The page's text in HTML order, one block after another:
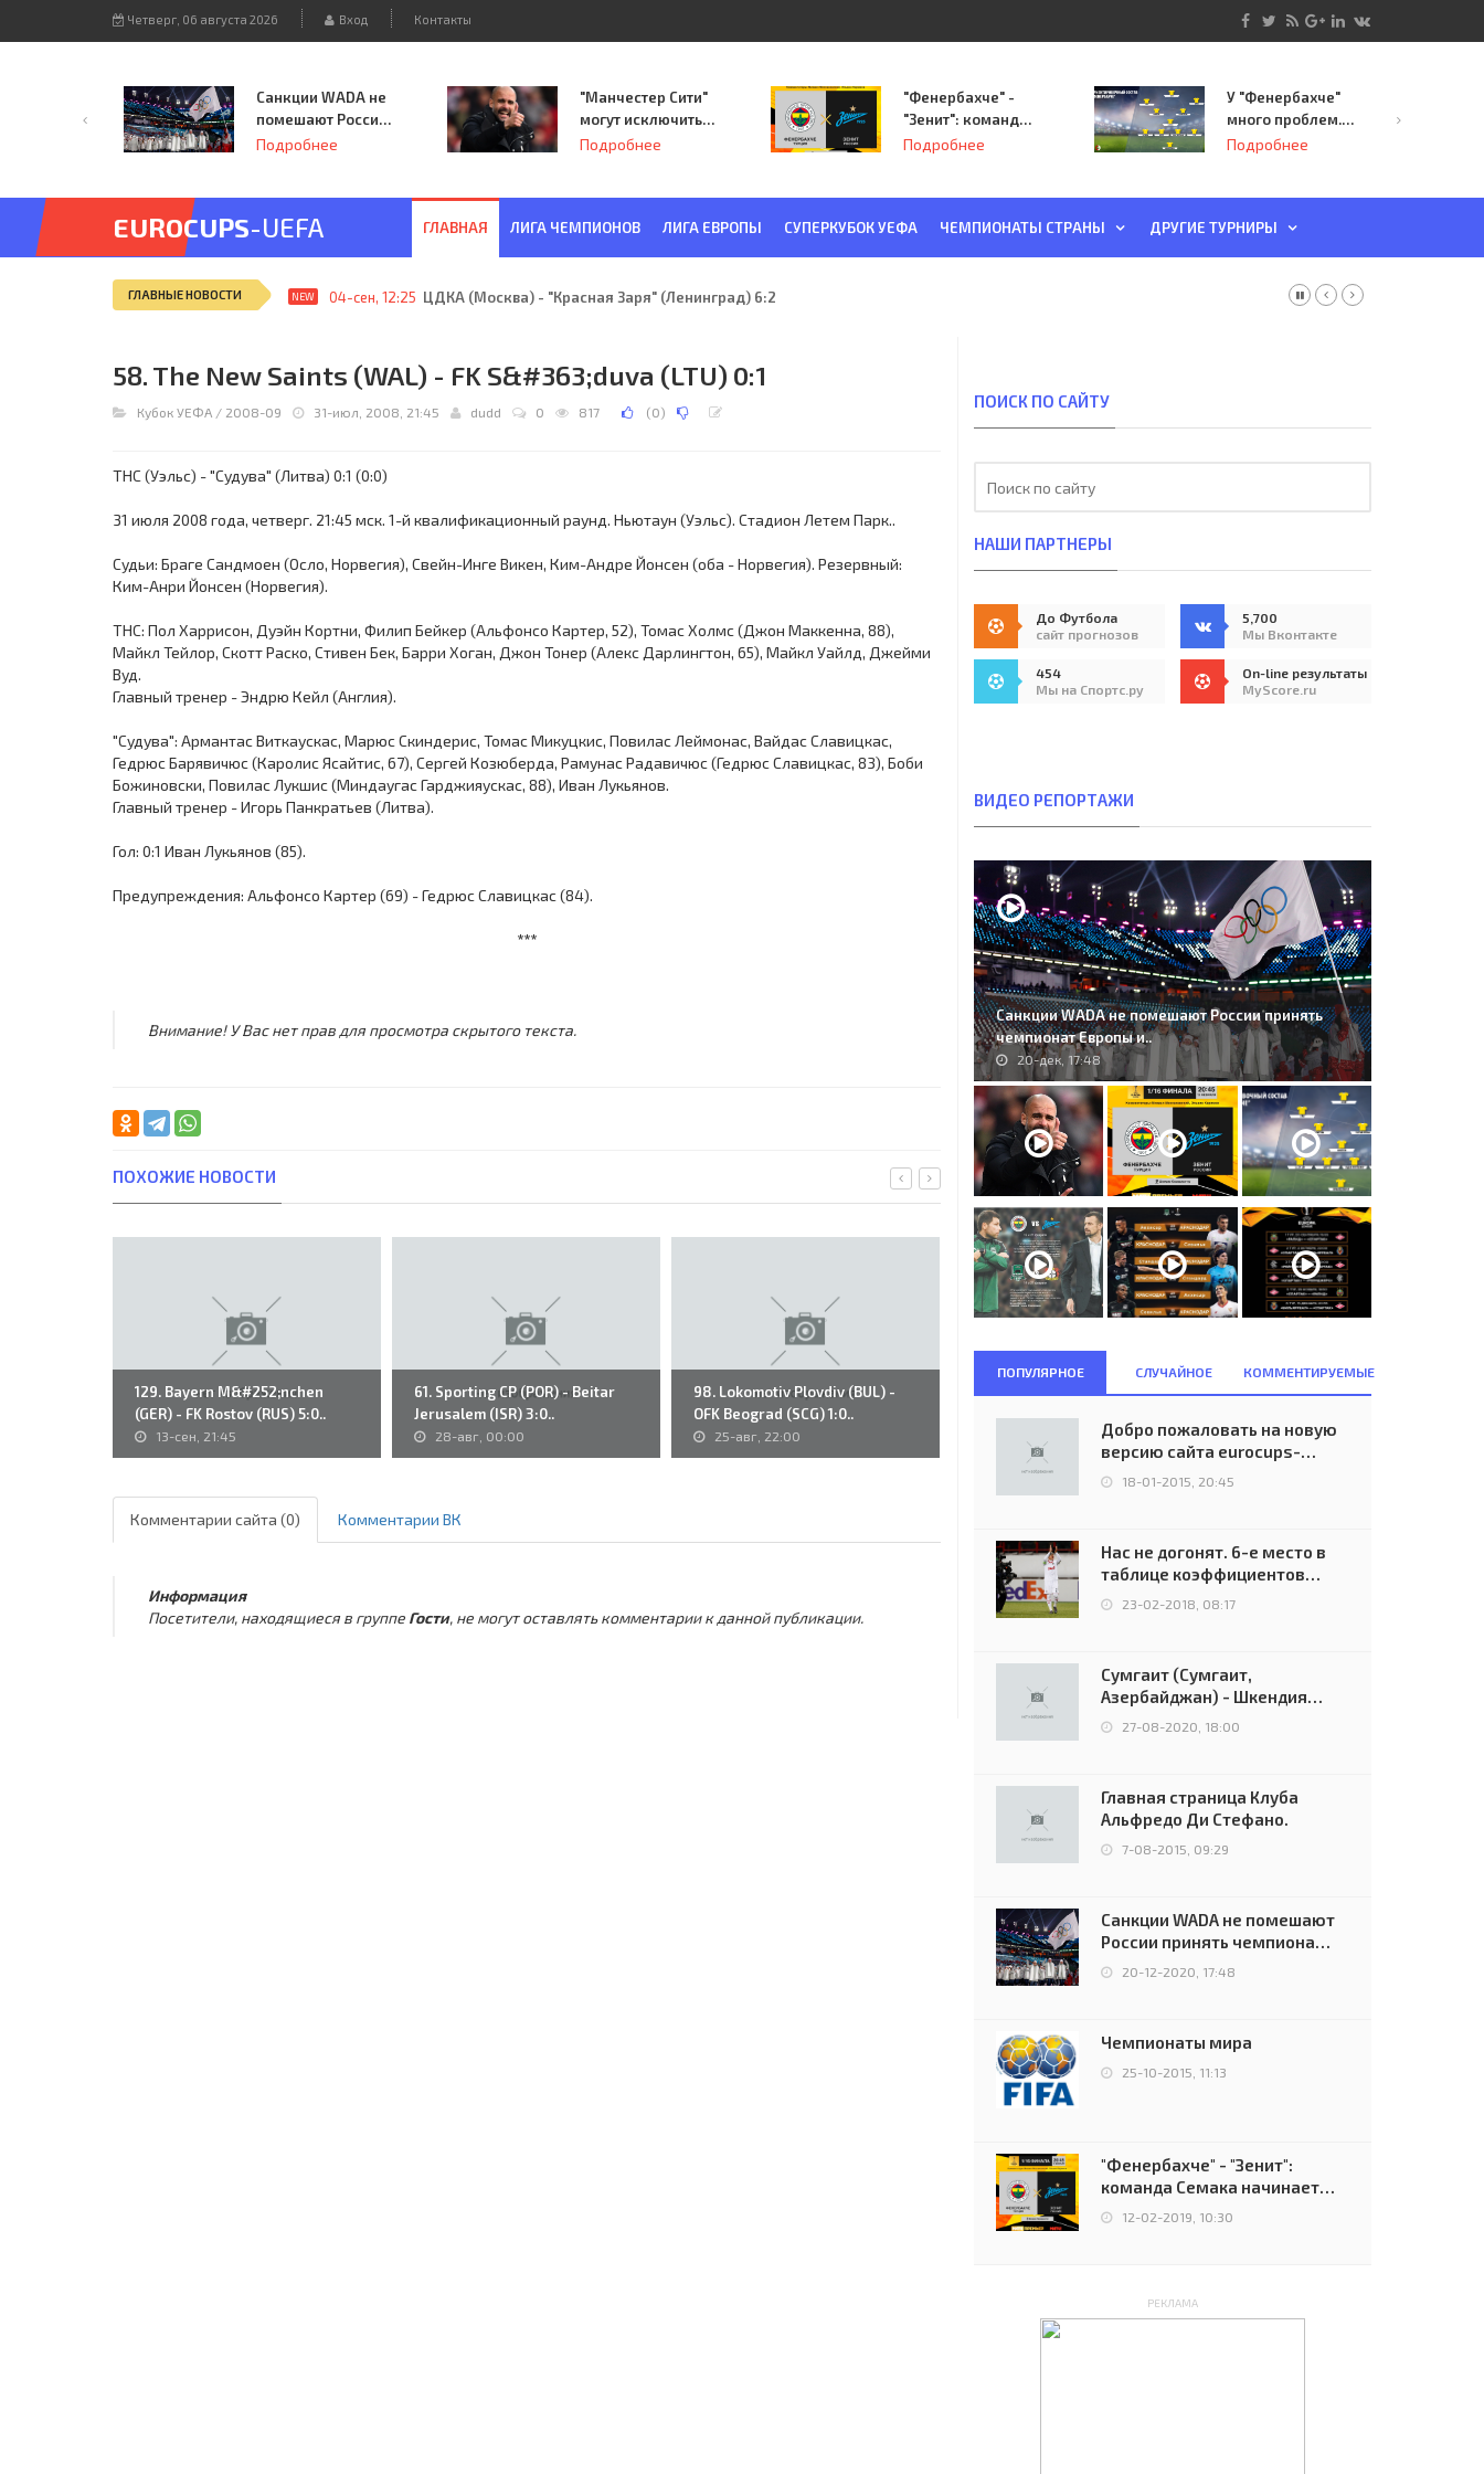
Четверг, 06 августа 2026 Вход Контакты
Санкции WADA не
помешают России
принять
Подробнее
"Манчестер Сити"
могут исключить
из Лиги
Подробнее
"Фенербахче" -
"Зенит": команда
Семака начинает
Подробнее
У "Фенербахче"
много проблем.
Но он опасен для
Подробнее
EUROCUPS-UEFA ГЛАВНАЯ ЛИГА ЧЕМПИОНОВ ЛИГА ЕВРОПЫ СУПЕРКУБОК УЕФА ЧЕМПИОНАТЫ СТРАНЫ ДРУГИЕ ТУРНИРЫ
ГЛАВНЫЕ НОВОСТИ NEW 04-сен, 12:25 ЦДКА (Москва) - "Красная Заря" (Ленинград) 6:2
58. The New Saints (WAL) - FK S&#363;duva (LTU) 0:1
Кубок УЕФА / 2008-09 31-июл, 2008, 21:45 dudd 0 817 (0)
ТНС (Уэльс) - "Судува" (Литва) 0:1 (0:0)
31 июля 2008 года, четверг. 21:45 мск. 1-й квалификационный раунд. Ньютаун (Уэльс). Стадион Летем Парк..
Судьи: Браге Сандмоен (Осло, Норвегия), Свейн-Инге Викен, Ким-Андре Йонсен (оба - Норвегия). Резервный:
Ким-Анри Йонсен (Норвегия).
ТНС: Пол Харрисон, Дуэйн Кортни, Филип Бейкер (Альфонсо Картер, 52), Томас Холмс (Джон Маккенна, 88),
Майкл Тейлор, Скотт Раско, Стивен Бек, Барри Хоган, Джон Тонер (Алекс Дарлингтон, 65), Майкл Уайлд, Джейми
Вуд.
Главный тренер - Эндрю Кейл (Англия).
"Судува": Армантас Виткаускас, Марюс Скиндерис, Томас Микуцкис, Повилас Леймонас, Вайдас Славицкас,
Гедрюс Барявичюс (Каролис Ясайтис, 67), Сергей Козюберда, Рамунас Радавичюс (Гедрюс Славицкас, 83), Боби
Божиновски, Повилас Лукшис (Миндаугас Гарджияускас, 88), Иван Лукьянов.
Главный тренер - Игорь Панкратьев (Литва).
Гол: 0:1 Иван Лукьянов (85).
Предупреждения: Альфонсо Картер (69) - Гедрюс Славицкас (84).
***
Внимание! У Вас нет прав для просмотра скрытого текста.
ПОХОЖИЕ НОВОСТИ
129. Bayern M&#252;nchen
(GER) - FK Rostov (RUS) 5:0..
13-сен, 21:45
61. Sporting CP (POR) - Beitar
Jerusalem (ISR) 3:0..
28-авг, 00:00
98. Lokomotiv Plovdiv (BUL) -
OFK Beograd (SCG) 1:0..
25-авг, 22:00
86. Glentoran Belfast (NIR) -
S.K. Brann Bergen (NOR) -
24-окт, 09:57
Комментарии сайта (0) Комментарии ВК
Информация
Посетители, находящиеся в группе Гости, не могут оставлять комментарии к данной публикации.
ПОИСК ПО САЙТУ
НАШИ ПАРТНЕРЫ
До Футбола
сайт прогнозов
5,700
Мы Вконтакте
454
Мы на Спортс.ру
On-line результаты
MyScore.ru
ВИДЕО РЕПОРТАЖИ
Санкции WADA не помешают России принять
чемпионат Европы и..
20-дек, 17:48
ПОПУЛЯРНОЕ СЛУЧАЙНОЕ КОММЕНТИРУЕМЫЕ
Добро пожаловать на новую
версию сайта eurocups-
uefa.ru
18-01-2015, 20:45
Нас не догонят. 6-е место в
таблице коэффициентов
УЕФА остаётся за Россией
23-02-2018, 08:17
Сумгаит (Сумгаит,
Азербайджан) - Шкендия
(Тетово, Северная
Македония) - 0:2 (0:0)
27-08-2020, 18:00
Главная страница Клуба
Альфредо Ди Стефано.
7-08-2015, 09:29
Санкции WADA не помешают
России принять чемпионат
Европы и финал Лиги
чемпионов.
20-12-2020, 17:48
Чемпионаты мира
25-10-2015, 11:13
"Фенербахче" - "Зенит":
команда Семака начинает
путь в плей-офф Лиги
12-02-2019, 10:30
РЕКЛАМА